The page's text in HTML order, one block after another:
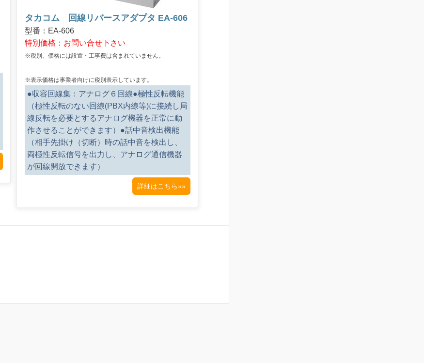
タカコム 回線リバースアダプタ EA-606
型番：EA-606
特別価格：お問い合せ下さい
※税別。価格には設置・工事費は含まれていません。
※表示価格は事業者向けに税別表示しています。
●収容回線集：アナログ６回線●極性反転機能
（極性反転のない回線(PBX内線等)に接続し局
線反転を必要とするアナログ機器を正常に動
作させることができます）●話中音検出機能
（相手先掛け（切断）時の話中音を検出し、
両極性反転信号を出力し、アナログ通信機器
が回線開放できます）
詳細はこちら»»